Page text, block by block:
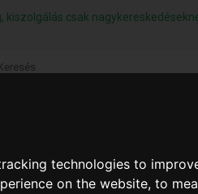
technologies to
on the website,to
kiszolgálás csak